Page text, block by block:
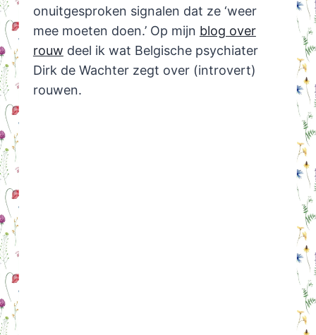
onuitgesproken signalen dat ze ‘weer
mee moeten doen.’ Op mijn blog over
rouw deel ik wat Belgische psychiater
Dirk de Wachter zegt over (introvert)
rouwen.